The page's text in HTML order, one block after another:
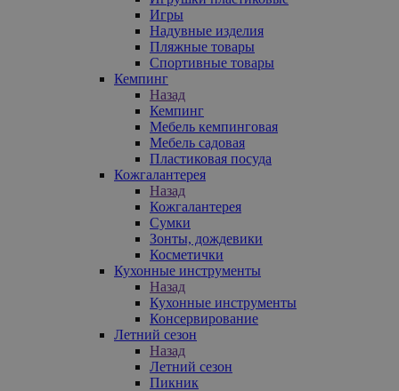
Игры
Надувные изделия
Пляжные товары
Спортивные товары
Кемпинг
Назад
Кемпинг
Мебель кемпинговая
Мебель садовая
Пластиковая посуда
Кожгалантерея
Назад
Кожгалантерея
Сумки
Зонты, дождевики
Косметички
Кухонные инструменты
Назад
Кухонные инструменты
Консервирование
Летний сезон
Назад
Летний сезон
Пикник